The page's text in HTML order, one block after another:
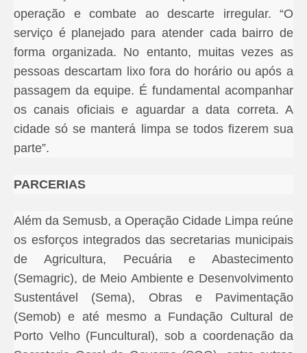
operação e combate ao descarte irregular. “O
serviço é planejado para atender cada bairro de
forma organizada. No entanto, muitas vezes as
pessoas descartam lixo fora do horário ou após a
passagem da equipe. É fundamental acompanhar
os canais oficiais e aguardar a data correta. A
cidade só se manterá limpa se todos fizerem sua
parte”.
PARCERIAS
Além da Semusb, a Operação Cidade Limpa reúne
os esforços integrados das secretarias municipais
de Agricultura, Pecuária e Abastecimento
(Semagric), de Meio Ambiente e Desenvolvimento
Sustentável (Sema), Obras e Pavimentação
(Semob) e até mesmo a Fundação Cultural de
Porto Velho (Funcultural), sob a coordenação da